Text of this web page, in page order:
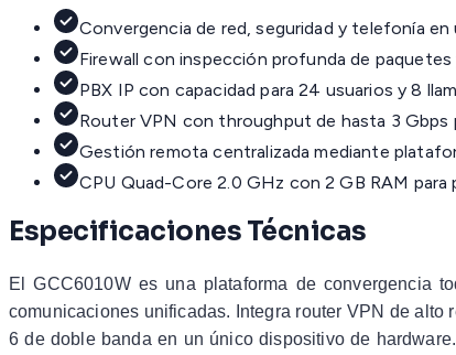
Convergencia de red, seguridad y telefonía
Firewall con inspección profunda de
PBX IP con capacidad para 24 usuarios y 8
Router VPN con throughput de hasta 3 Gbps
Gestión remota centralizada mediante
CPU Quad-Core 2.0 GHz con 2 GB RAM
Especificaciones Técnicas
El GCC6010W es una plataforma de convergencia
comunicaciones unificadas. Integra router VPN de
6 de doble banda en un único dispositivo de